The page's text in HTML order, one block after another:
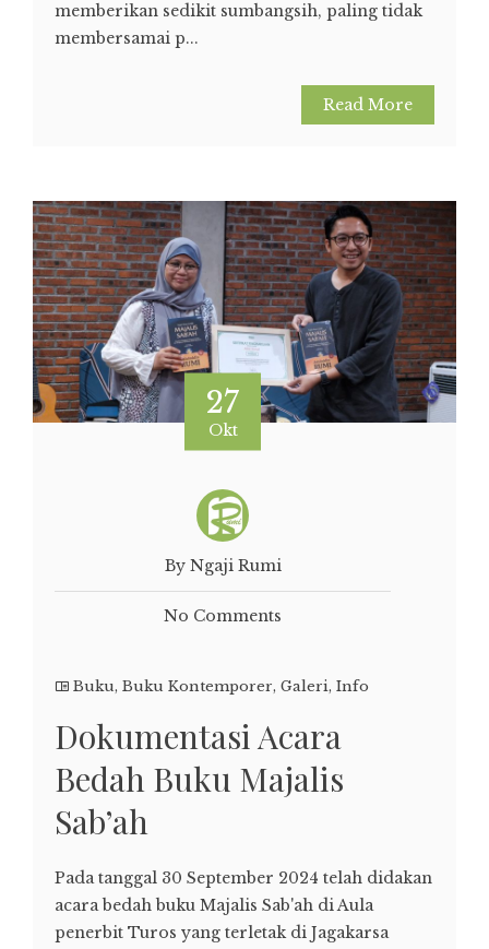
memberikan sedikit sumbangsih, paling tidak
membersamai p...
Read More
27
Okt
By Ngaji Rumi
No Comments
Buku, Buku Kontemporer, Galeri, Info
Dokumentasi Acara
Bedah Buku Majalis
Sab’ah
Pada tanggal 30 September 2024 telah didakan
acara bedah buku Majalis Sab'ah di Aula
penerbit Turos yang terletak di Jagakarsa